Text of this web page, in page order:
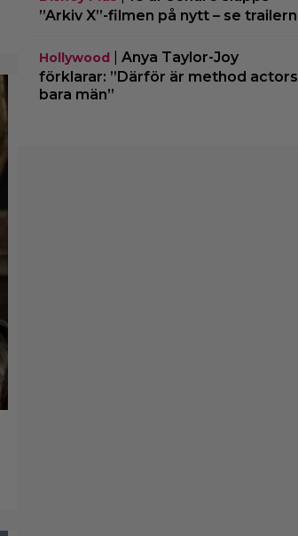
”Arkiv X”-filmen på nytt – se trailern
Hollywood
Anya Taylor-Joy
förklarar: ”Därför är method actors
bara män”